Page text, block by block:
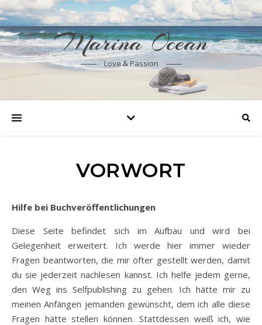
Marina Ocean
Love & Passion
VORWORT
Hilfe bei Buchveröffentlichungen
Diese Seite befindet sich im Aufbau und wird bei
Gelegenheit erweitert. Ich werde hier immer wieder
Fragen beantworten, die mir öfter gestellt werden, damit
du sie jederzeit nachlesen kannst. Ich helfe jedem gerne,
den Weg ins Selfpublishing zu gehen. Ich hätte mir zu
meinen Anfängen jemanden gewünscht, dem ich alle diese
Fragen hätte stellen können. Stattdessen weiß ich, wie